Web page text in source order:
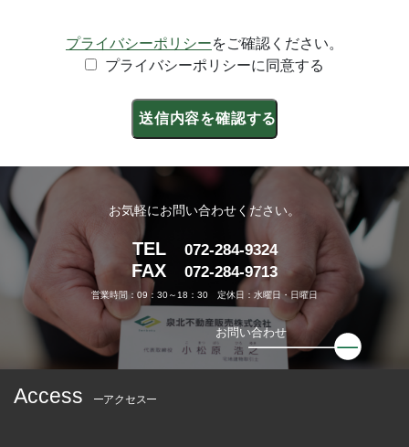
プライバシーポリシーをご確認ください。
プライバシーポリシーに同意する
お気軽にお問い合わせください。
TEL 072-284-9324
FAX 072-284-9713
営業時間：09：30～18：30 定休日：水曜日・日曜日
お問い合わせ
Access アクセス